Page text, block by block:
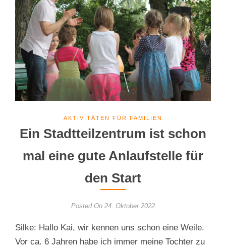
AKTIVITÄTEN FÜR FAMILIEN
Ein Stadtteilzentrum ist schon
mal eine gute Anlaufstelle für
den Start
Posted On 24. Oktober 2022
Silke: Hallo Kai, wir kennen uns schon eine Weile.
Vor ca. 6 Jahren habe ich immer meine Tochter zu